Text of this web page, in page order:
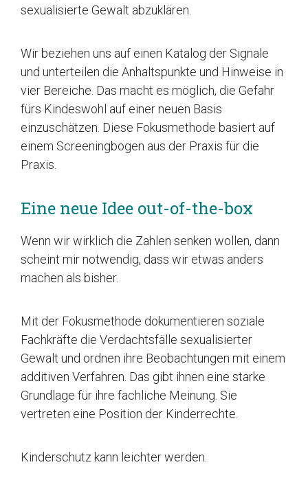
sexualisierte Gewalt abzuklären.
Wir beziehen uns auf einen Katalog der Signale
und unterteilen die Anhaltspunkte und Hinweise in
vier Bereiche. Das macht es möglich, die Gefahr
fürs Kindeswohl auf einer neuen Basis
einzuschätzen. Diese Fokusmethode basiert auf
einem Screeningbogen aus der Praxis für die
Praxis.
Eine neue Idee out-of-the-box
Wenn wir wirklich die Zahlen senken wollen, dann
scheint mir notwendig, dass wir etwas anders
machen als bisher.
Mit der Fokusmethode dokumentieren soziale
Fachkräfte die Verdachtsfälle sexualisierter
Gewalt und ordnen ihre Beobachtungen mit einem
additiven Verfahren. Das gibt ihnen eine starke
Grundlage für ihre fachliche Meinung. Sie
vertreten eine Position der Kinderrechte.
Kinderschutz kann leichter werden.